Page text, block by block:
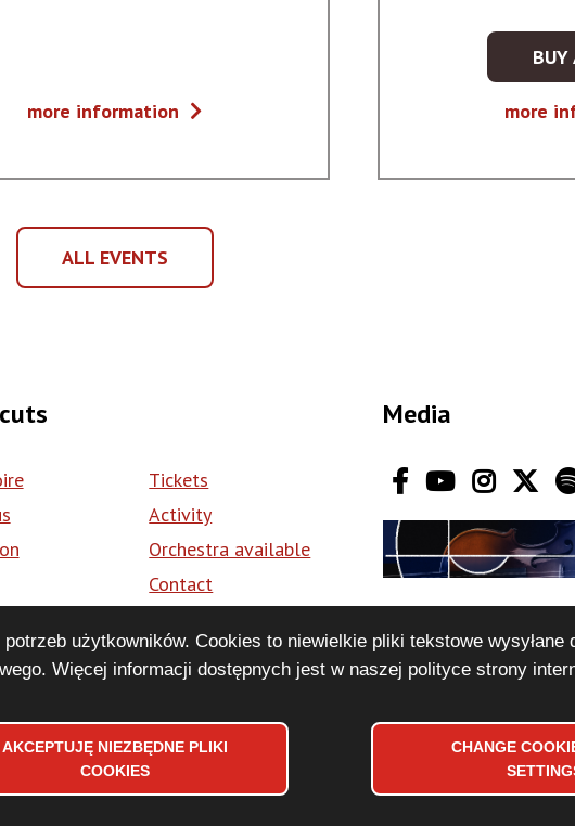
użytkowników. Cookies to niewielkie pliki tekstowe wysyłane
Więcej informacji dostępnych jest w naszej polityce strony
AKCEPTUJĘ NIEZBĘDNE PLIKI
COOKIES
WYCOFAJ
ZGODĘ
NA
CHANGE
more information
Fortepiany
Wschodu
BUY
more
ALL EVENTS
ALL
EVENTS
Tickets
Activity
Orchestra available
Contact
Media
declaration Sitemap Privacy Policy